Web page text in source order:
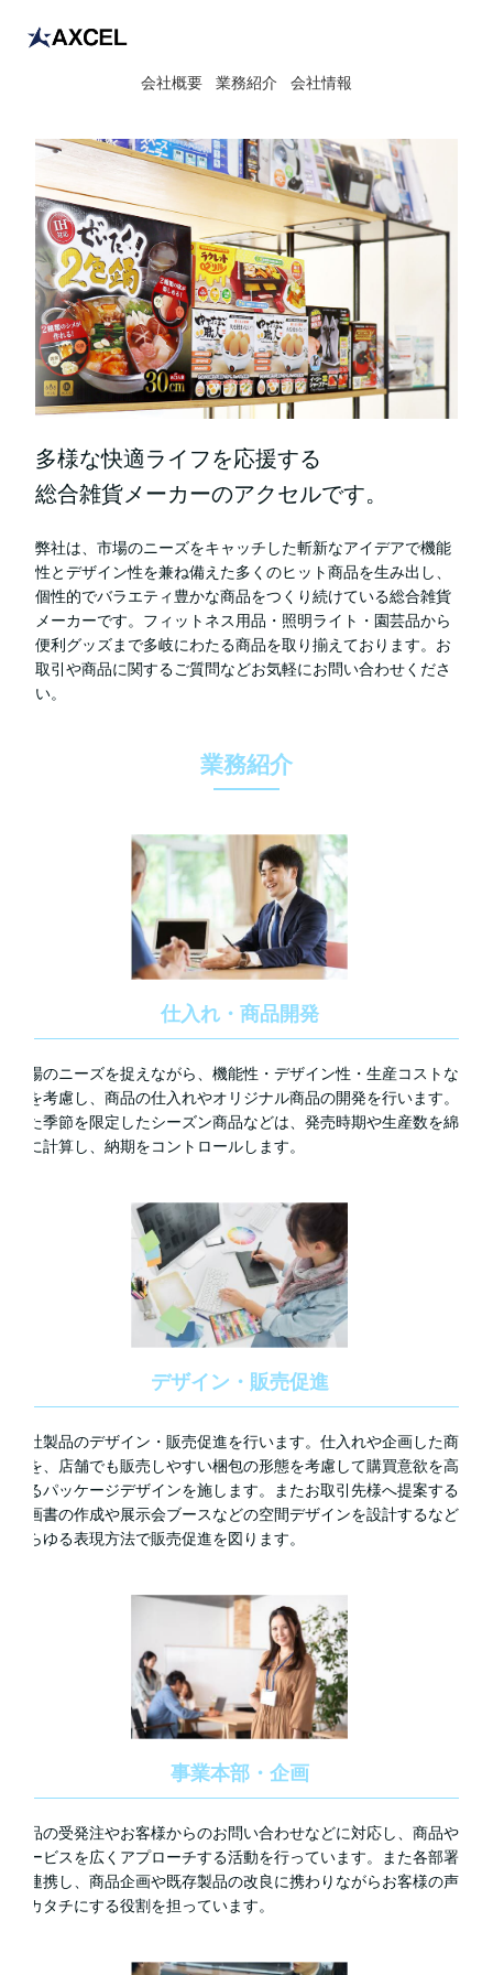
会社概要 業務紹介 会社情報
多様な快適ライフを応援する
総合雑貨メーカーのアクセルです。
弊社は、市場のニーズをキャッチした斬新なアイデアで機能
性とデザイン性を兼ね備えた多くのヒット商品を生み出し、
個性的でバラエティ豊かな商品をつくり続けている総合雑貨
メーカーです。フィットネス用品・照明ライト・園芸品から
便利グッズまで多岐にわたる商品を取り揃えております。お
取引や商品に関するご質問などお気軽にお問い合わせくださ
い。
業務紹介
仕入れ・商品開発
市場のニーズを捉えながら、機能性・デザイン性・生産コストな
どを考慮し、商品の仕入れやオリジナル商品の開発を行います。
また季節を限定したシーズン商品などは、発売時期や生産数を綿
密に計算し、納期をコントロールします。
デザイン・販売促進
自社製品のデザイン・販売促進を行います。仕入れや企画した商
品を、店舗でも販売しやすい梱包の形態を考慮して購買意欲を高
めるパッケージデザインを施します。またお取引先様へ提案する
企画書の作成や展示会ブースなどの空間デザインを設計するなど
あらゆる表現方法で販売促進を図ります。
事業本部・企画
商品の受発注やお客様からのお問い合わせなどに対応し、商品や
サービスを広くアプローチする活動を行っています。また各部署
と連携し、商品企画や既存製品の改良に携わりながらお客様の声
をカタチにする役割を担っています。